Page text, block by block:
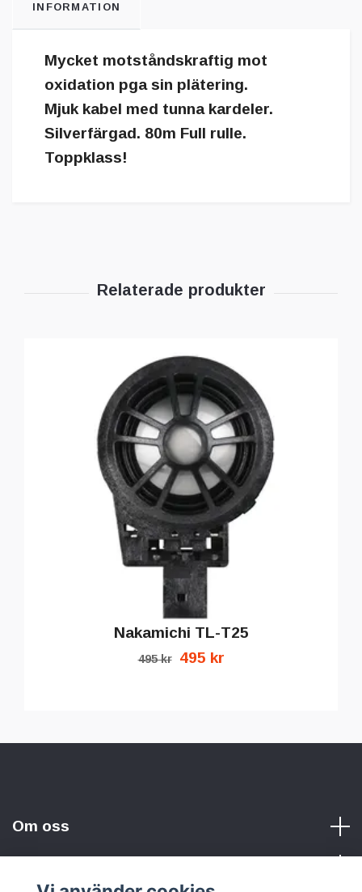
INFORMATION
Mycket motståndskraftig mot
oxidation pga sin plätering.
Mjuk kabel med tunna kardeler.
Silverfärgad. 80m Full rulle.
Toppklass!
Nakamichi TL-T25
495 kr 495 kr
Om oss